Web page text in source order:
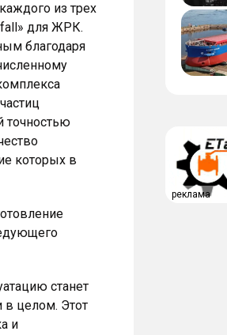
из трех
fall» для ЖРК.
благодаря
точностью
которых в
станет
в целом. Этот
и
реклама